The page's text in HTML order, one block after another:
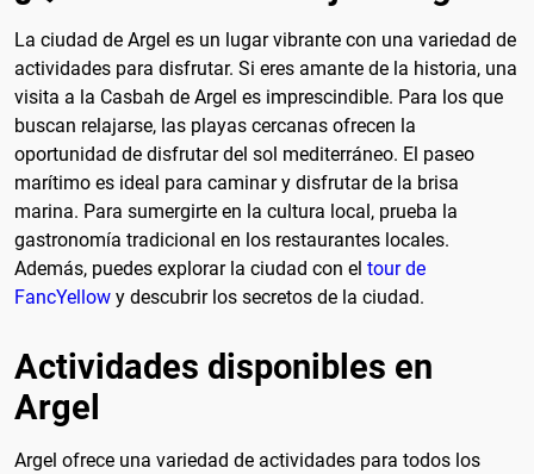
La ciudad de Argel es un lugar vibrante con una variedad de
actividades para disfrutar. Si eres amante de la historia, una
visita a la Casbah de Argel es imprescindible. Para los que
buscan relajarse, las playas cercanas ofrecen la
oportunidad de disfrutar del sol mediterráneo. El paseo
marítimo es ideal para caminar y disfrutar de la brisa
marina. Para sumergirte en la cultura local, prueba la
gastronomía tradicional en los restaurantes locales.
Además, puedes explorar la ciudad con el tour de
FancYellow y descubrir los secretos de la ciudad.
Actividades disponibles en
Argel
Argel ofrece una variedad de actividades para todos los